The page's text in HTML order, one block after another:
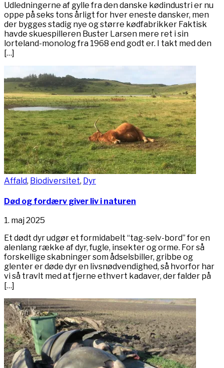
Udledningerne af gylle fra den danske kødindustri er nu
oppe på seks tons årligt for hver eneste dansker, men
der bygges stadig nye og større kødfabrikker Faktisk
havde skuespilleren Buster Larsen mere ret i sin
lorteland-monolog fra 1968 end godt er. I takt med den
[…]
Affald, Biodiversitet, Dyr
Død og fordærv giver liv i naturen
1. maj 2025
Et dødt dyr udgør et formidabelt “tag-selv-bord” for en
alenlang række af dyr, fugle, insekter og orme. For så
forskellige skabninger som ådselsbiller, gribbe og
glenter er døde dyr en livsnødvendighed, så hvorfor har
vi så travlt med at fjerne ethvert kadaver, der falder på
[…]